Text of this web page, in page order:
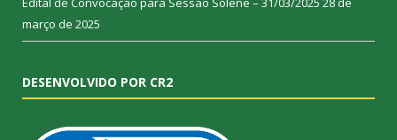
março de 2025
DESENVOLVIDO POR CR2